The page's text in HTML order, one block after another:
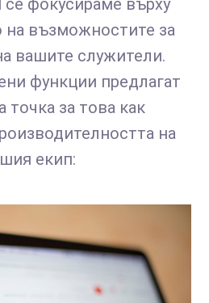
се фокусираме върху
на възможностите за
вашите служители.
функции предлагат
точка за това как
на
екип: